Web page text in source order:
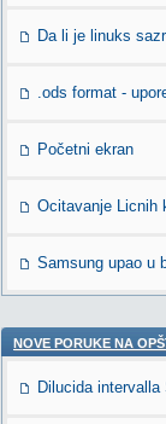
Da li je linuks
.ods format -
Početni ekran
Ocitavanje Licnih
Samsung upao u
NOVE PORUKE NA
Dilucida intervalla